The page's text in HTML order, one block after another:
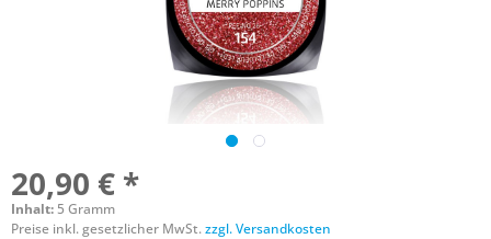
20,90 € *
Inhalt: 5 Gramm
Preise inkl. gesetzlicher MwSt.zzgl. Versandkosten